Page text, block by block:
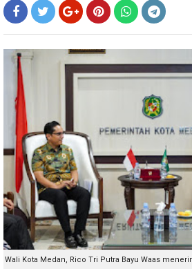
Wali Kota Medan, Rico Tri Putra Bayu Waas